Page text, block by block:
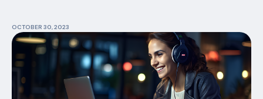
OCTOBER 30, 2023